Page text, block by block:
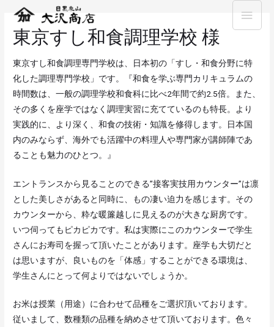
東京すし和食調理学校 様
東京すし和食調理専門学校は、日本初の「すし・和食分野に特
化した調理専門学校」です。『和食を学ぶ専門カリキュラムの
時間数は、一般の調理学校和食科に比べ2年間で約2.5倍。また、
その多くを座学ではなく調理実習に充てているのも特長。より
実践的に、より深く、和食の技術・知識を修得します。日本国
内のみならず、海外でも活躍中の料理人や専門家が講師陣であ
ることも魅力のひとつ。』
エントランスから見ることのできる”接客実技用カウンター”は凛
とした美しさがあると同時に、もの凄い迫力を感じます。その
カウンターから、粋な暖簾越しに見えるのが大きな厨房です。
いつ伺ってもピカピカです。私は実際にこのカウンターで学生
さんにお寿司を握って頂いたことがあります。座学も大切だと
は思いますが、良いものを「体感」することができる環境は、
学生さんにとって何よりではないでしょうか。
お米は授業（用途）に合わせて品種をご選択頂いております。
従いまして、数種類の品種を納めさせて頂いております。色々